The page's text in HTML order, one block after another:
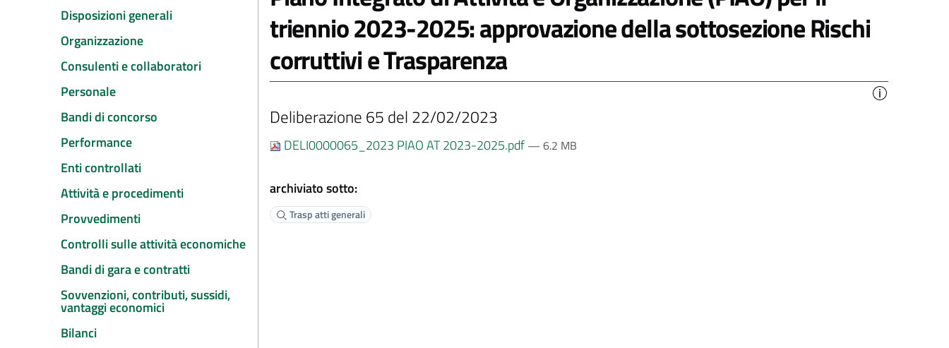
Disposizioni generali
Organizzazione
Consulenti e collaboratori
Personale
Bandi di concorso
Performance
Enti controllati
Attività e procedimenti
Provvedimenti
Controlli sulle attività economiche
Bandi di gara e contratti
Sovvenzioni, contributi, sussidi,
vantaggi economici
Bilanci
triennio 2023-2025: approvazione della sottosezione Rischi
corruttivi e Trasparenza
Deliberazione 65 del 22/02/2023
DELI0000065_2023 PIAO AT 2023-2025.pdf — 6.2 MB
archiviato sotto:
Trasp atti generali